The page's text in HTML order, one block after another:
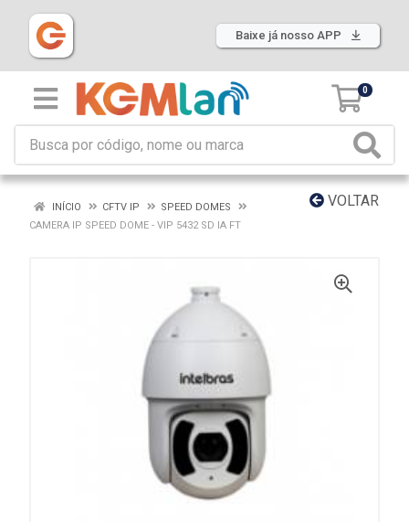
Baixe já nosso APP
0
VOLTAR
INÍCIO CFTV IP
SPEED DOMES
CAMERA IP SPEED DOME - VIP 5432 SD IA FT